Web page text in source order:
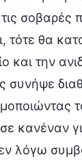
σοβαρές
τότε θα
και την
συνήψε
κανέναν
λόγω